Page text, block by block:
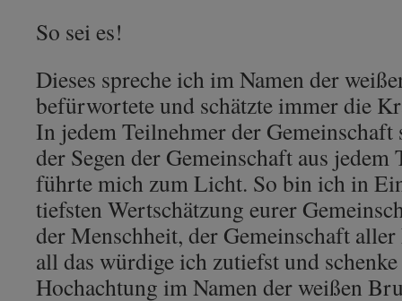
So sei es!
Dieses spreche ich im Namen der
befürwortete und schätzte immer die
In jedem Teilnehmer der Gemeinschaft
der Segen der Gemeinschaft aus
führte mich zum Licht. So bin ich in
tiefsten Wertschätzung eurer
der Menschheit, der Gemeinschaft
all das würdige ich zutiefst und
Hochachtung im Namen der weißen